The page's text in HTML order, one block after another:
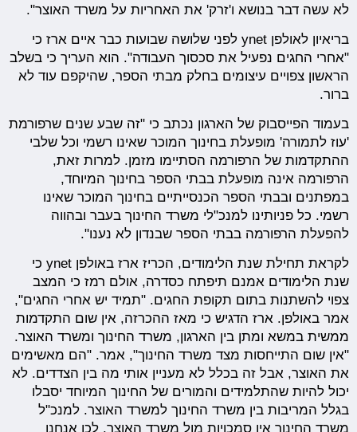
לא עשה דבר בנושא ו'זרק' את האחריות על משרד האוצר".
בריאיון לאולפן ynet לפני שלושה שבועות כבר איים ארז כי
"אחרי החגים נפעיל את סכסוך העבודה". הוא העריך כי בשלב
הראשון צפויים עיצומים בחלק מבתי הספר, שהיקפם עוד לא
ברור.
בעמוד הפייסבוק של הארגון נכתב כי "זה שבע שנים שרפורמת
'עוז לתמורה' מופעלת בחינוך המוכר שאינו רשמי וכל שלבי
ההתקדמות של הרפורמה הסתיימו מזמן. למרות זאת,
הרפורמה אינה מופעלת בבתי הספר בחינוך המיוחד,
במפתנים ובבתי הספר הכנסייתיים בחינוך המוכר שאינו
רשמי. כל פניותינו למנכ"לי משרד החינוך בעבר ובהווה
להפעלת הרפורמה בבתי הספר שבנדון לא נענו".
לקראת תחילת שנת הלימודים, הכריז ארז באולפן ynet כי
שנת הלימודים אמנם תיפתח כסדרה, אולם רמז כי המצב
צפוי להשתנות בתום תקופת החגים. "תמיד יש אחרי החגים",
אמר באולפן. ארז הדגיש כי מאז ההכרזה, אין שום התקדמות
ממשית במשא ומתן בין הארגון, משרד החינוך ומשרד האוצר.
"אין שום התייחסות מצד משרד החינוך", אמר. "הם מאשימים
את האוצר, אבל זה בכלל לא מעניין אותי מה בין הצדדים. לא
יכול להיות שהתלמידים והמורים של החינוך המיוחד יסבלו
בגלל המריבות בין משרד החינוך למשרד האוצר. למנכ"ל
משרד החינוך אין סמכויות מול משרד האוצר. לכן אנחנו